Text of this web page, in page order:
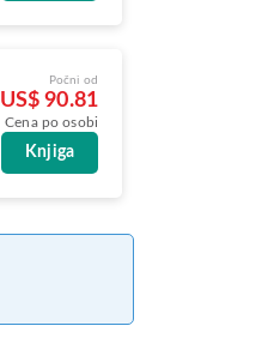
Počni od
US$ 90.81
Cena po osobi
Knjiga